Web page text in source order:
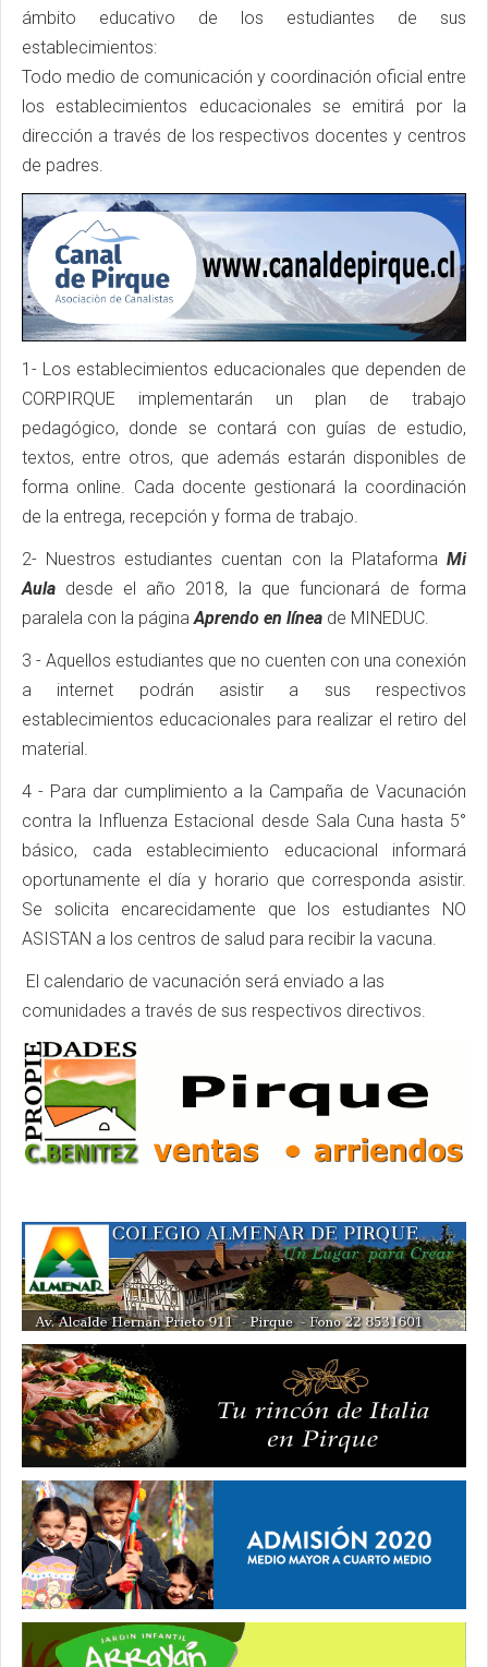
ámbito educativo de los estudiantes de sus
establecimientos:
Todo medio de comunicación y coordinación oficial entre
los establecimientos educacionales se emitirá por la
dirección a través de los respectivos docentes y centros
de padres.
1- Los establecimientos educacionales que dependen de
CORPIRQUE implementarán un plan de trabajo
pedagógico, donde se contará con guías de estudio,
textos, entre otros, que además estarán disponibles de
forma online. Cada docente gestionará la coordinación
de la entrega, recepción y forma de trabajo.
2- Nuestros estudiantes cuentan con la Plataforma Mi
Aula desde el año 2018, la que funcionará de forma
paralela con la página Aprendo en línea de MINEDUC.
3 - Aquellos estudiantes que no cuenten con una conexión
a internet podrán asistir a sus respectivos
establecimientos educacionales para realizar el retiro del
material.
4 - Para dar cumplimiento a la Campaña de Vacunación
contra la Influenza Estacional desde Sala Cuna hasta 5°
básico, cada establecimiento educacional informará
oportunamente el día y horario que corresponda asistir.
Se solicita encarecidamente que los estudiantes NO
ASISTAN a los centros de salud para recibir la vacuna.
El calendario de vacunación será enviado a las
comunidades a través de sus respectivos directivos.